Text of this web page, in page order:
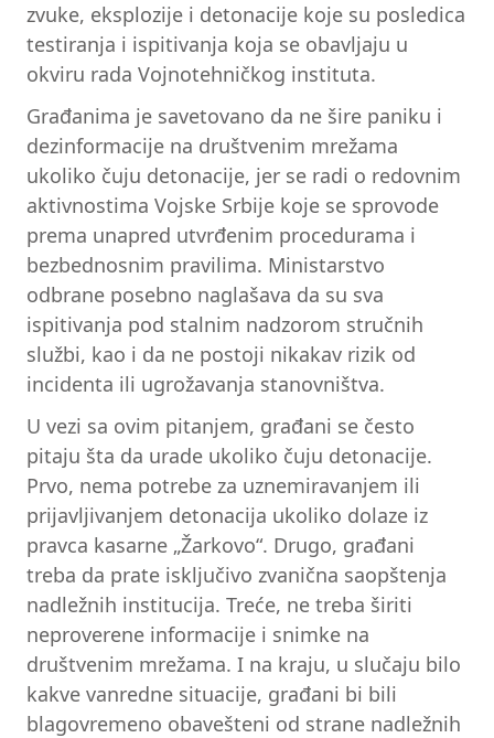
zvuke, eksplozije i detonacije koje su posledica
testiranja i ispitivanja koja se obavljaju u
okviru rada Vojnotehničkog instituta.
Građanima je savetovano da ne šire paniku i
dezinformacije na društvenim mrežama
ukoliko čuju detonacije, jer se radi o redovnim
aktivnostima Vojske Srbije koje se sprovode
prema unapred utvrđenim procedurama i
bezbednosnim pravilima. Ministarstvo
odbrane posebno naglašava da su sva
ispitivanja pod stalnim nadzorom stručnih
službi, kao i da ne postoji nikakav rizik od
incidenta ili ugrožavanja stanovništva.
U vezi sa ovim pitanjem, građani se često
pitaju šta da urade ukoliko čuju detonacije.
Prvo, nema potrebe za uznemiravanjem ili
prijavljivanjem detonacija ukoliko dolaze iz
pravca kasarne „Žarkovo“. Drugo, građani
treba da prate isključivo zvanična saopštenja
nadležnih institucija. Treće, ne treba širiti
neproverene informacije i snimke na
društvenim mrežama. I na kraju, u slučaju bilo
kakve vanredne situacije, građani bi bili
blagovremeno obavešteni od strane nadležnih